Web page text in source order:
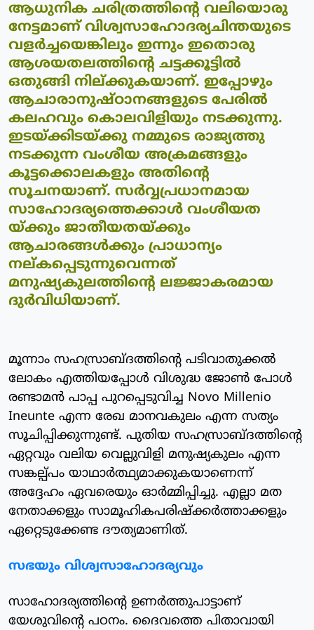
ആധുനിക ചരിത്രത്തിന്റെ വലിയൊരു
നേട്ടമാണ് വിശ്വസാഹോദര്യചിന്തയുടെ
വളര്‍ച്ചയെങ്കിലും ഇന്നും ഇതൊരു
ആശയതലത്തിന്റെ ചട്ടക്കൂട്ടില്‍
ഒതുങ്ങി നില്ക്കുകയാണ്. ഇപ്പോഴും
ആചാരാനുഷ്ഠാനങ്ങളുടെ പേരില്‍
കലഹവും കൊലവിളിയും നടക്കുന്നു.
ഇടയ്ക്കിടയ്ക്കു നമ്മുടെ രാജ്യത്തു
നടക്കുന്ന വംശീയ അക്രമങ്ങളും
കൂട്ടക്കൊലകളും അതിന്റെ
സൂചനയാണ്. സര്‍വ്വപ്രധാനമായ
സാഹോദര്യത്തെക്കാള്‍ വംശീയത
യ്ക്കും ജാതീയതയ്ക്കും
ആചാരങ്ങള്‍ക്കും പ്രാധാന്യം
നല്കപ്പെടുന്നുവെന്നത്
മനുഷ്യകുലത്തിന്റെ ലജ്ജാകരമായ
ദുര്‍വിധിയാണ്.
മൂന്നാം സഹസ്രാബ്ദത്തിന്റെ പടിവാതുക്കല്‍
ലോകം എത്തിയപ്പോള്‍ വിശുദ്ധ ജോണ്‍ പോള്‍
രണ്ടാമന്‍ പാപ്പ പുറപ്പെടുവിച്ച Novo Millenio
Ineunte എന്ന രേഖ മാനവകുലം എന്ന സത്യം
സൂചിപ്പിക്കുന്നുണ്ട്. പുതിയ സഹസ്രാബ്ദത്തിന്റെ
ഏറ്റവും വലിയ വെല്ലുവിളി മനുഷ്യകുലം എന്ന
സങ്കല്പ്പം യാഥാര്‍ത്ഥ്യമാക്കുകയാണെന്ന്
അദ്ദേഹം ഏവരെയും ഓര്‍മ്മിപ്പിച്ചു. എല്ലാ മത
നേതാക്കളും സാമൂഹികപരിഷ്‌ക്കര്‍ത്താക്കളും
ഏറ്റെടുക്കേണ്ട ദൗത്യമാണിത്.
സഭയും വിശ്വസാഹോദര്യവും
സാഹോദര്യത്തിന്റെ ഉണര്‍ത്തുപാട്ടാണ്
യേശുവിന്റെ പഠനം. ദൈവത്തെ പിതാവായി